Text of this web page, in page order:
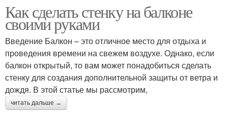
Как сделать стенку на балконе
своими руками
Введение Балкон – это отличное место для отдыха и
проведения времени на свежем воздухе. Однако, если
балкон открытый, то вам может понадобиться сделать
стенку для создания дополнительной защиты от ветра и
дождя. В этой статье мы рассмотрим,
читать дальше →